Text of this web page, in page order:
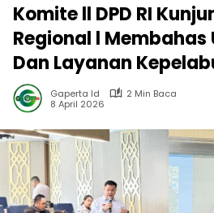
Komite ll DPD RI
Regional l Membahas
Dan Layanan
Gaperta Id
2 Min Baca
8 April 2026